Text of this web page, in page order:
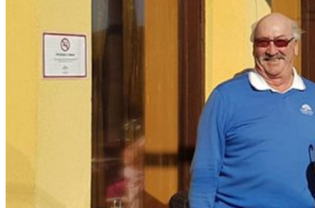
Restaurante
Eventos
Organiza tu evento
Calendario de eventos
Últimas noticias